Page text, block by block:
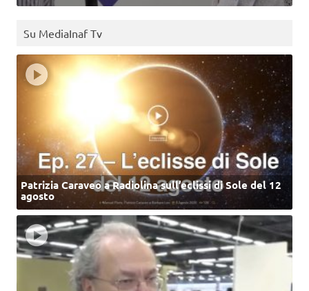
Su MediaInaf Tv
Patrizia Caraveo a Radiolina sull’eclissi di Sole del 12
agosto